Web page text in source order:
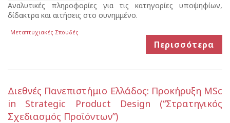
Αναλυτικές πληροφορίες για τις κατηγορίες υποψηφίων,
δίδακτρα και αιτήσεις στο συνημμένο.
Μεταπτυχιακές Σπουδές
Περισσότερα
Διεθνές Πανεπιστήμιο Ελλάδος: Προκήρυξη MSc
in Strategic Product Design (“Στρατηγικός
Σχεδιασμός Προϊόντων”)